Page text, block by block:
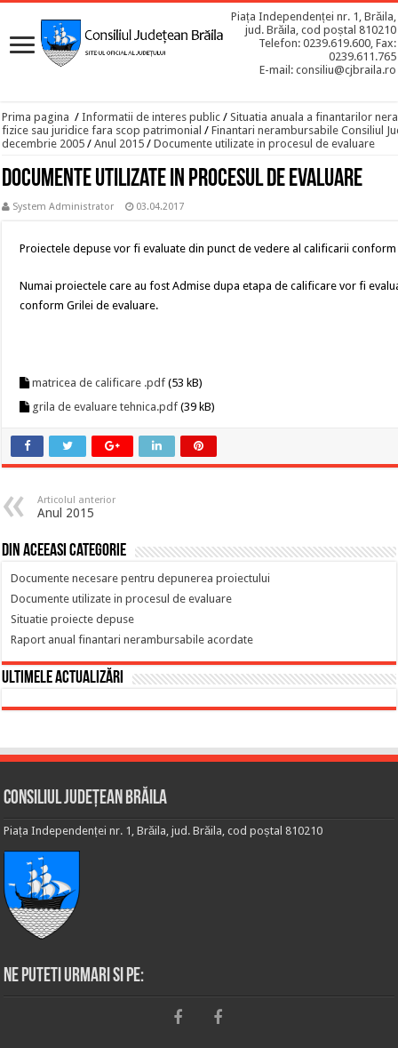
Piața Independenței nr. 1, Brăila,
jud. Brăila, cod poștal 810210
Telefon: 0239.619.600, Fax:
0239.611.765
E-mail: consiliu@cjbraila.ro
Prima pagina / Informatii de interes public / Situatia anuala a finantarilor
fizice sau juridice fara scop patrimonial / Finantari nerambursabile Consiliul
decembrie 2005 / Anul 2015 / Documente utilizate in procesul de evaluare
Documente utilizate in procesul de evaluare
System Administrator 03.04.2017
Proiectele depuse vor fi evaluate din punct de vedere al calificarii
Numai proiectele care au fost Admise dupa etapa de calificare vor fi
conform Grilei de evaluare.
matricea de calificare .pdf (53 kB)
grila de evaluare tehnica.pdf (39 kB)
Articolul anterior
Anul 2015
Din aceeasi categorie
Documente necesare pentru depunerea proiectului
Documente utilizate in procesul de evaluare
Situatie proiecte depuse
Raport anual finantari nerambursabile acordate
Ultimele actualizări
Consiliul Județean Brăila
Piața Independenței nr. 1, Brăila, jud. Brăila, cod poștal 810210
Ne puteti urmari si pe: